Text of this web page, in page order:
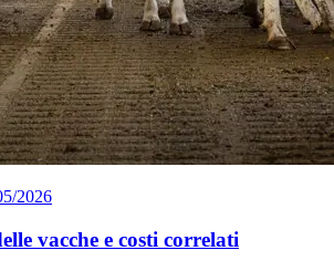
2026
vacche e costi correlati